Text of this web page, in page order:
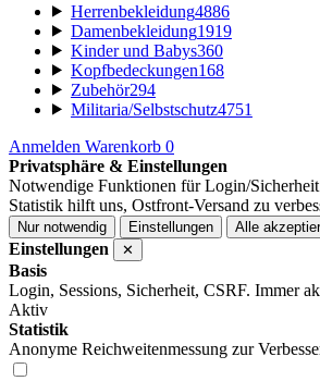
Herrenbekleidung4886
Damenbekleidung1919
Kinder und Babys360
Kopfbedeckungen168
Zubehör294
Militaria/Selbstschutz4751
Anmelden Warenkorb 0
Privatsphäre & Einstellungen
Notwendige Funktionen für Login/
Statistik hilft uns, Ostfront-Versand zu
Nur notwendig Einstellungen Alle
Einstellungen ✕
Basis
Login, Sessions, Sicherheit, CSRF. Immer
Aktiv
Statistik
Anonyme Reichweitenmessung zur